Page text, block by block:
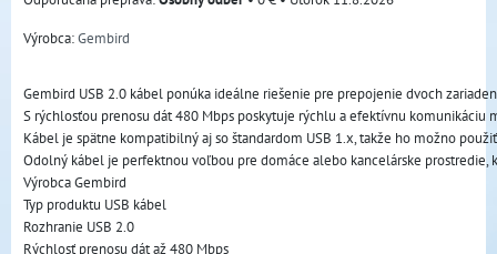
Výrobca:Gembird
Gembird USB 2.0 kábel ponúka ideálne riešenie pre prepojenie dvoch
S rýchlosťou prenosu dát 480 Mbps poskytuje rýchlu a efektívnu
Kábel je spätne kompatibilný aj so štandardom USB 1.x, takže ho možno
Odolný kábel je perfektnou voľbou pre domáce alebo kancelárske
Výrobca Gembird
Typ produktu USB kábel
Rozhranie USB 2.0
Rýchlosť prenosu dát až 480 Mbps